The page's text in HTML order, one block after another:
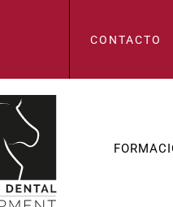
CONTACTO